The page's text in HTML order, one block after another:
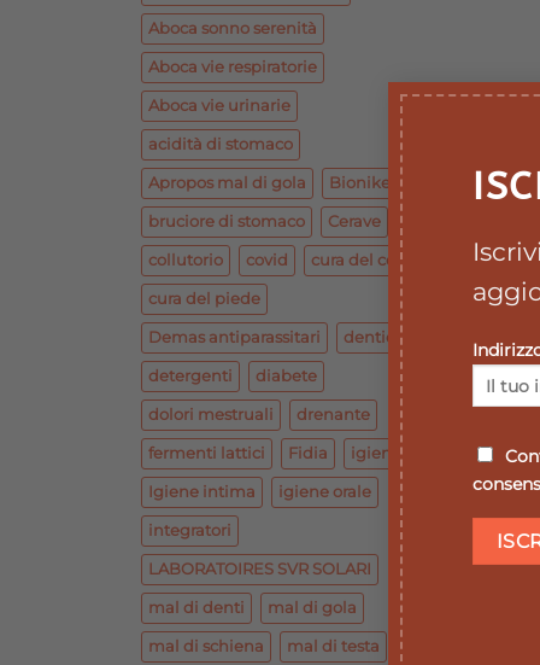
Aboca sonno serenità
Aboca vie respiratorie
Aboca vie urinarie
acidità di stomaco
Apropos mal di gola Bionike base
bruciore di stomaco Cerave
collutorio covid cura del corpo
cura del piede
Demas antiparassitari dentiera
detergenti diabete
dolori mestruali drenante
fermenti lattici Fidia igiene
Igiene intima igiene orale
integratori
LABORATOIRES SVR SOLARI
mal di denti mal di gola
mal di schiena mal di testa